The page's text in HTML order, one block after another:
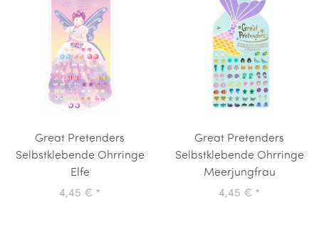
Great Pretenders
Selbstklebende Ohrringe
Elfe
4,45 € *
Great Pretenders
Selbstklebende Ohrringe
Meerjungfrau
4,45 € *